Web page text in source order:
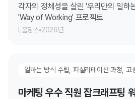
각자의 정체성을 살린 '우리만의 일하
'Way of Working' 프로젝트
L홀딩스 2026년
마케팅 우수 직원 잡크래프팅